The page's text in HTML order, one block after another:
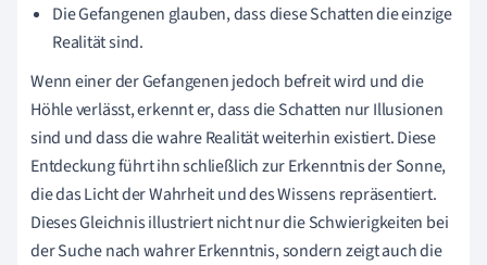
Die Gefangenen glauben, dass diese Schatten die einzige
Realität sind.
Wenn einer der Gefangenen jedoch befreit wird und die
Höhle verlässt, erkennt er, dass die Schatten nur Illusionen
sind und dass die wahre Realität weiterhin existiert. Diese
Entdeckung führt ihn schließlich zur Erkenntnis der Sonne,
die das Licht der Wahrheit und des Wissens repräsentiert.
Dieses Gleichnis illustriert nicht nur die Schwierigkeiten bei
der Suche nach wahrer Erkenntnis, sondern zeigt auch die